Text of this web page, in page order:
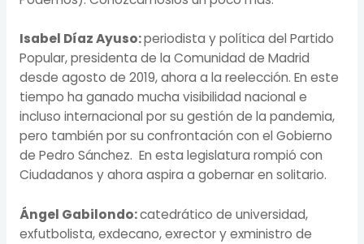
Isabel Díaz Ayuso:periodista y política del Partido
Popular, presidenta de la Comunidad de Madrid
desde agosto de 2019, ahora a la reelección. En este
tiempo ha ganado mucha visibilidad nacional e
incluso internacional por su gestión de la pandemia,
pero también por su confrontación con el Gobierno
de Pedro Sánchez. En esta legislatura rompió con
Ciudadanos y ahora aspira a gobernar en solitario.
Ángel Gabilondo:catedrático de universidad,
exfutbolista, exdecano, exrector y exministro de